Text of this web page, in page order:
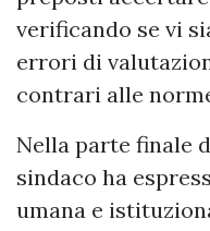
verificando se vi
errori di
contrari alle
Nella parte finale
sindaco ha
umana e